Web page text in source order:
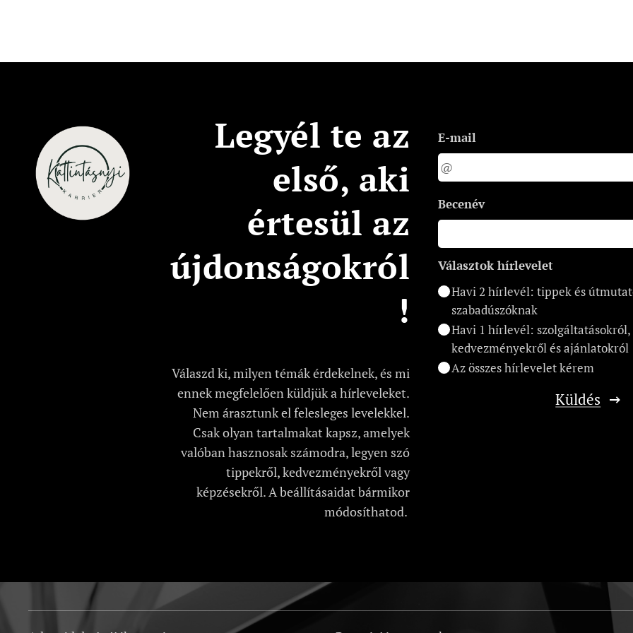
Legyél te az
első, aki
értesül az
újdonságokról
!
Válaszd ki, milyen témák érdekelnek, és mi
ennek megfelelően küldjük a hírleveleket.
Nem árasztunk el felesleges levelekkel.
Csak olyan tartalmakat kapsz, amelyek
valóban hasznosak számodra, legyen szó
tippekről, kedvezményekről vagy
képzésekről. A beállításaidat bármikor
módosíthatod.
E-mail
Becenév
Választok hírlevelet
Havi 2 hírlevél: tippek és
szabadúszóknak
Havi 1 hírlevél: szolgáltatásokról,
kedvezményekről és ajánlatokról
Az összes hírlevelet kérem
Küldés